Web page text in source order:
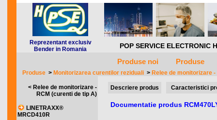
Reprezentant exclusiv
Bender in Romania
POP SERVICE
Produse noi Produse
Produse > Monitorizarea curentilor reziduali > Relee de monitorizare
< Relee de monitorizare -
RCM (curenti de tip A)
LINETRAXX®
MRCD410R
Descriere produs Caracteristici
Documentatie produs